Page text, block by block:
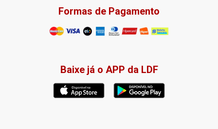
Formas de Pagamento
Baixe já o APP da LDF